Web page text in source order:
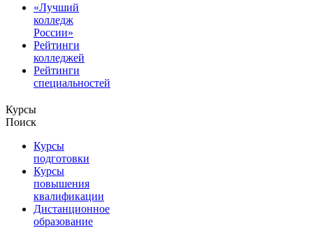
«Лучший
колледж
России»
Рейтинги
колледжей
Рейтинги
специальностей
Курсы
Поиск
Курсы
подготовки
Курсы
повышения
квалификации
Дистанционное
образование